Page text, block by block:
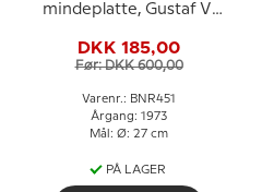
mindeplatte, Gustaf VI
Grøndahl
DKK 185,00
Før: DKK 600,00
Varenr.: BNR451
Årgang: 1973
Mål: Ø: 27 cm
PÅ LAGER